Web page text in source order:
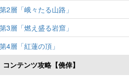
第2層「峨々たる山路」
第3層「燃え盛る岩窟」
第4層「紅蓮の頂」
コンテンツ攻略【僥倖】